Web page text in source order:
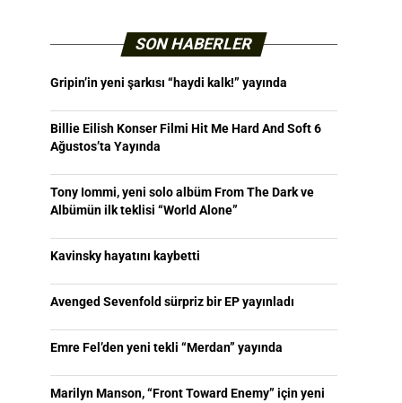
SON HABERLER
Gripin’in yeni şarkısı “haydi kalk!” yayında
Billie Eilish Konser Filmi Hit Me Hard And Soft 6
Ağustos’ta Yayında
Tony Iommi, yeni solo albüm From The Dark ve
Albümün ilk teklisi “World Alone”
Kavinsky hayatını kaybetti
Avenged Sevenfold sürpriz bir EP yayınladı
Emre Fel’den yeni tekli “Merdan” yayında
Marilyn Manson, “Front Toward Enemy” için yeni